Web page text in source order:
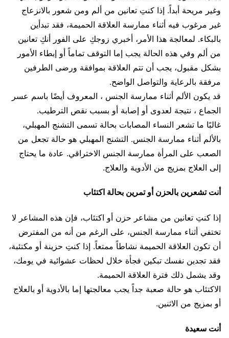
وغير مريحة أبداً. إذا كنتِ تعانين من ألم ومن شعور بالانزعاج
غير مرغوب فيه أثناء ممارسة العلاقة الحميمة، فقد تبدأين
بالبكاء. لمعالجة هذا الأمر، أخبري زوجكِ على الفور أنكِ تعانين
من ألم وفي هذه الحالة يجب إما التوقف تماماً أو إبطاء الأمور
بشكل مقبول، يجب أن تتم العلاقة بموافقة ورضى الطرفين
مرفقة بالرعاية والتواصل الواضح.
قد يكون الألم أثناء ممارسة الجنس ، المعروف أيضًا باسم عسر
الجماع ، نتيجة لعدوى أو إصابة أو بسبب نقص الترطيب.
غالبًا ما تشعر النساء المصابات بحالة تسمى التشنج المهبلي،
بالألم أثناء ممارسة الجنس. التشنج المهبلي هو حالة تجعل من
الصعب على المرأة ممارسة الجنس الاختراقي. عادة ما يحتاج
إلى العلاج بمزيج من الأدوية والعلاج.
أنت تشعرين بالحزن أو تمرين بحالة اكتئاب
إذا كنتِ تعانين من مشاعر حزن أو اكتئاب، فإن هذه المشاعر لا
تختفي أثناء ممارسة الجنس، على الرغم من أنه من المفترض
أن تكون العلاقة الحميمة نشاطاً ممتعاً. إذا كنتِ حزينة أو مكتئبة،
فقد تجدين نفسك تبكين فجأة خلال لحظات عشوائية في يومك،
وقد يشمل ذلك فترة العلاقة الحميمة.
الاكتئاب هو حالة صعبة جداً يجب معالجتها إما بالأدوية أو بالعلاج
أو بمزيج من الاثنين.
أنت سعيدة